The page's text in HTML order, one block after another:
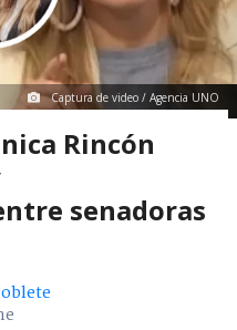
Captura de video / Agencia UNO
Rincón
senadoras